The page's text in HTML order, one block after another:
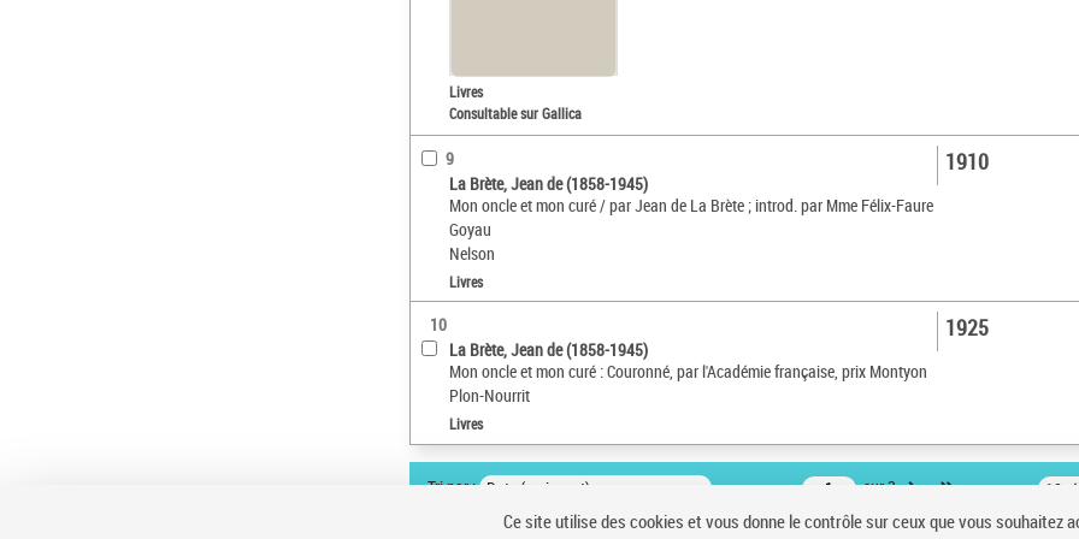
Livres
Consultable sur Gallica
9
La Brète, Jean de (1858-1945)
Mon oncle et mon curé / par Jean de La Brète ; introd. par Mme Félix-Faure
Goyau
Nelson
1910
Livres
10
La Brète, Jean de (1858-1945)
Mon oncle et mon curé : Couronné, par l'Académie française, prix Montyon
Plon-Nourrit
1925
Livres
Tri par : Date (croissant) sur 3 10
Ce site utilise des cookies et vous donne le contrôle sur ceux que vous souhaitez